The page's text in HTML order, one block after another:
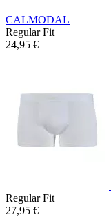
CALMODAL
Regular Fit
24,95 €
Regular Fit
27,95 €